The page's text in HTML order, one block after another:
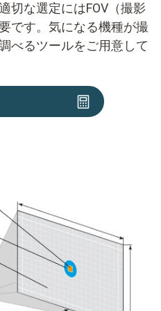
切な選定にはFOV（撮影
です。気になる機種が撮
べるツールをご用意して